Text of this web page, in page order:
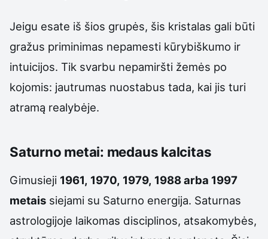
Jeigu esate iš šios grupės, šis kristalas gali būti
gražus priminimas nepamesti kūrybiškumo ir
intuicijos. Tik svarbu nepamiršti žemės po
kojomis: jautrumas nuostabus tada, kai jis turi
atramą realybėje.
Saturno metai: medaus kalcitas
Gimusieji 1961, 1970, 1979, 1988 arba 1997
metais siejami su Saturno energija. Saturnas
astrologijoje laikomas disciplinos, atsakomybės,